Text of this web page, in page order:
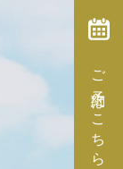
ご予約はこちら